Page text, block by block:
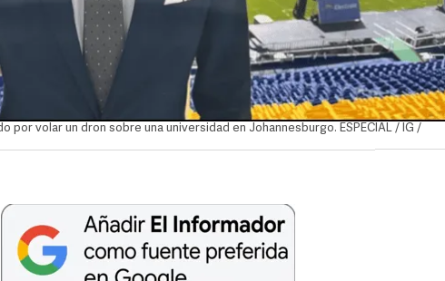
volar un dron sobre una universidad en Johannesburgo. ESPECIAL / IG /